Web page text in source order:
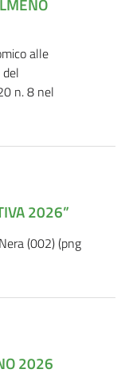
alle
n. 8 nel
2026”
(002) (png
2026